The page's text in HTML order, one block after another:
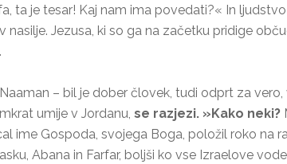
ta je tesar! Kaj nam ima povedati?« In
nasilje. Jezusa, ki so ga na začetku pridige
– bil je dober človek, tudi odprt za
umije v Jordanu, se razjezi. »Kako neki?
ime Gospoda, svojega Boga, položil roko na
Abana in Farfar, boljši ko vse Izraelove